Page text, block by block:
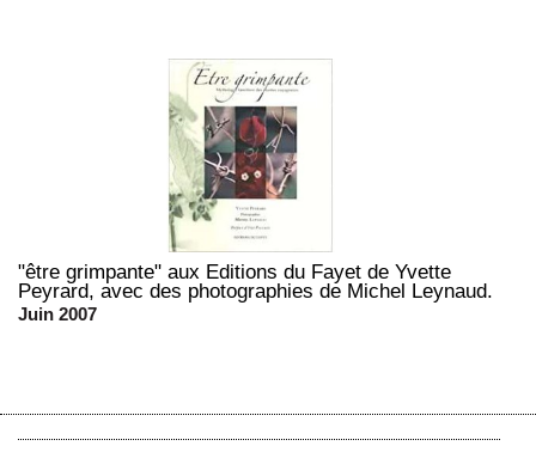
"être grimpante" aux Editions du Fayet de Yvette
Peyrard, avec des photographies de Michel Leynaud.
Juin 2007